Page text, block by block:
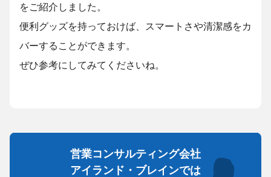
をご紹介しました。
便利グッズを持っておけば、スマートさや清潔感をカ
バーすることができます。
ぜひ参考にしてみてくださいね。
営業コンサルティング会社
アイランド・ブレインでは